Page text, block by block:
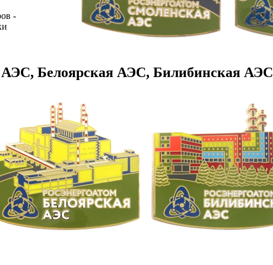
-
АЭС, Белоярская АЭС, Билибинская АЭС